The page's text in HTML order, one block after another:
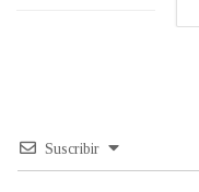
Suscribir